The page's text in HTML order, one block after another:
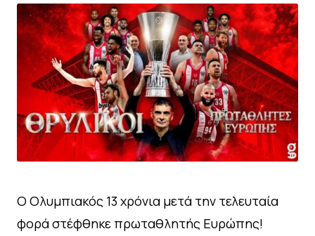
Ο Ολυμπιακός 13 χρόνια μετά την τελευταία
φορά στέφθηκε πρωταθλητής Ευρώπης!